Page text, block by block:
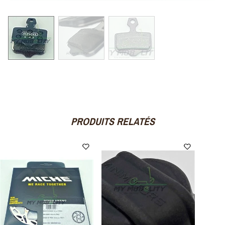
PRODUITS RELATÉS